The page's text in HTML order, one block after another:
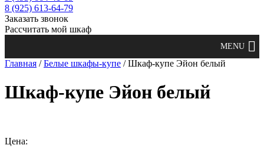
8 (925) 613-64-79
Заказать звонок
Рассчитать мой шкаф
Главная /Белые шкафы-купе / Шкаф-купе Эйон белый
Шкаф-купе Эйон белый
Цена: